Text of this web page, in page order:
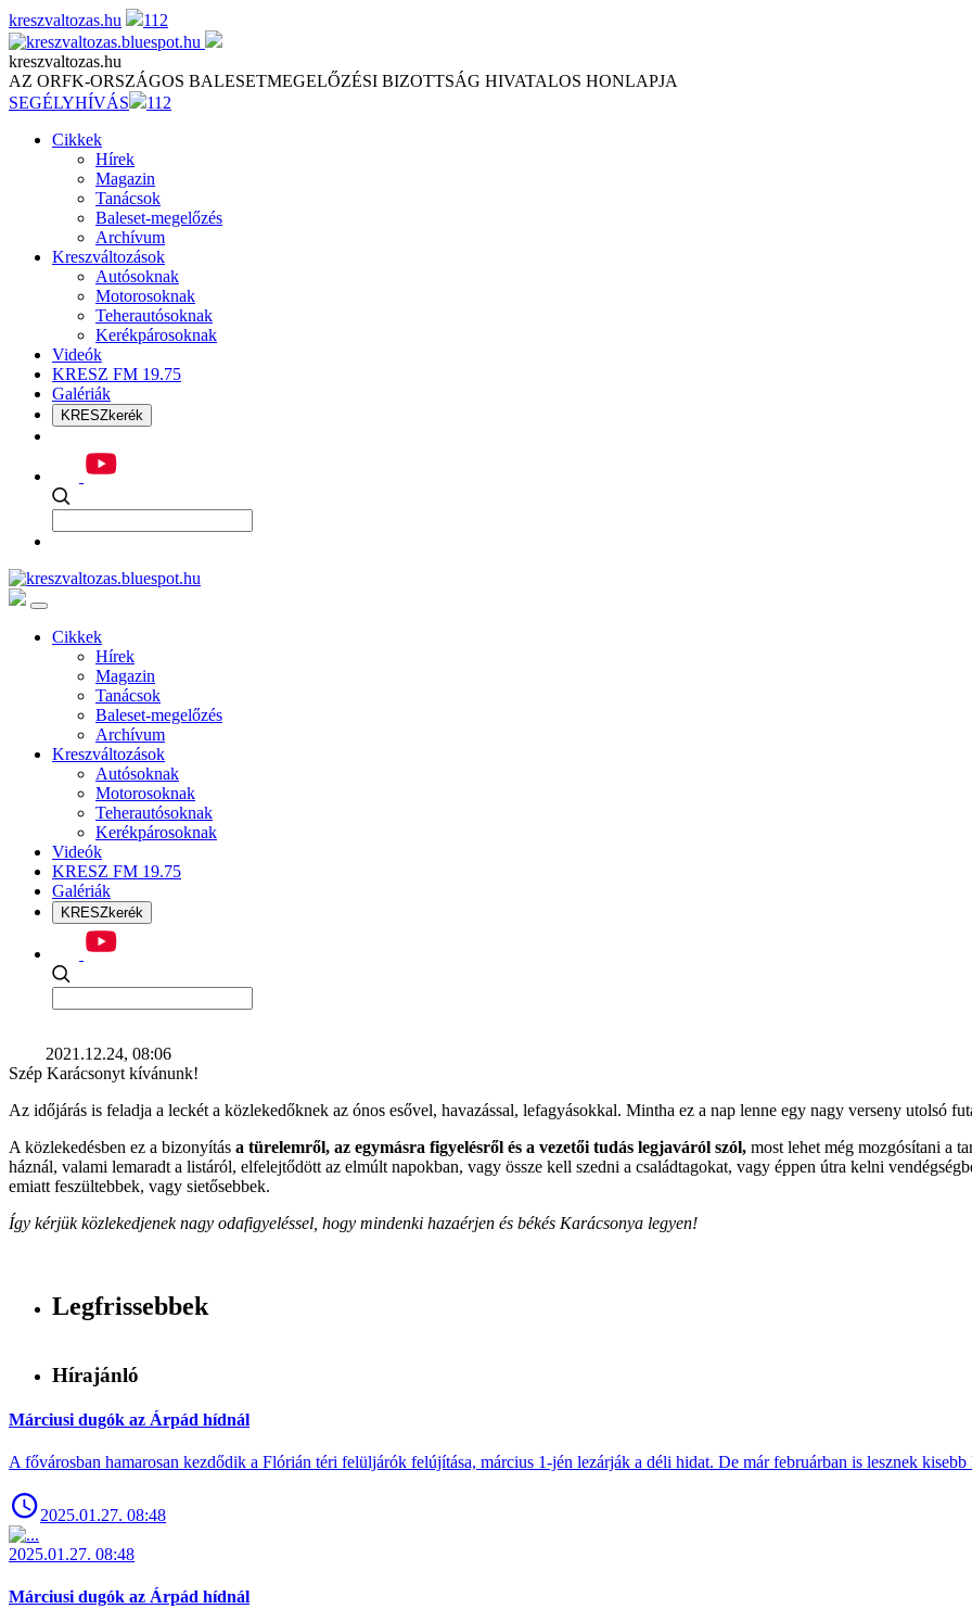
Skip
to
content
kreszvaltozas.hu 112
kreszvaltozas.hu
AZ ORFK-ORSZÁGOS BALESETMEGELŐZÉSI BIZOTTSÁG HIVATALOS HONLAPJA
SEGÉLYHÍVÁS
112
Cikkek
Hírek
Magazin
Tanácsok
Baleset-megelőzés
Archívum
Kreszváltozások
Autósoknak
Motorosoknak
Teherautósoknak
Kerékpárosoknak
Videók
KRESZ FM 19.75
Galériák
KRESZkerék
Cikkek
Hírek
Magazin
Tanácsok
Baleset-megelőzés
Archívum
Kreszváltozások
Autósoknak
Motorosoknak
Teherautósoknak
Kerékpárosoknak
Videók
KRESZ FM 19.75
Galériák
KRESZkerék
2021.12.24, 08:06
Szép Karácsonyt kívánunk!
Az időjárás is feladja a leckét a közlekedőknek az ónos esővel, havazással, lefagyásokkal. Mintha ez a nap lenne egy nagy verseny utolsó
A közlekedésben ez a bizonyítás a türelemről, az egymásra figyelésről és a vezetői tudás legjaváról szól, most lehet még mozgósítani a
háznál, valami lemaradt a listáról, elfelejtődött az elmúlt napokban, vagy össze kell szedni a családtagokat, vagy éppen útra kelni
emiatt feszültebbek, vagy sietősebbek.
Így kérjük közlekedjenek nagy odafigyeléssel, hogy mindenki hazaérjen és békés Karácsonya legyen!
Legfrissebbek
Hírajánló
Márciusi dugók az Árpád hídnál
A fővárosban hamarosan kezdődik a Flórián téri felüljárók felújítása, március 1-jén lezárják a déli hidat. De már februárban is lesznek kisebb
2025.01.27. 08:48
2025.01.27. 08:48
Márciusi dugók az Árpád hídnál